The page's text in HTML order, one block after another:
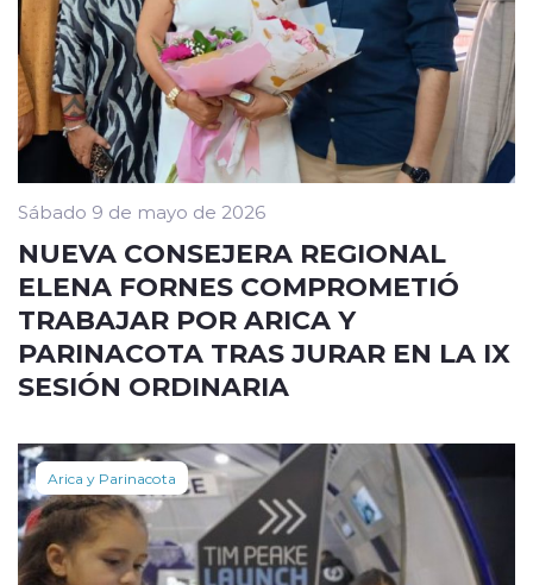
Sábado 9 de mayo de 2026
NUEVA CONSEJERA REGIONAL
ELENA FORNES COMPROMETIÓ
TRABAJAR POR ARICA Y
PARINACOTA TRAS JURAR EN LA IX
SESIÓN ORDINARIA
Arica y Parinacota